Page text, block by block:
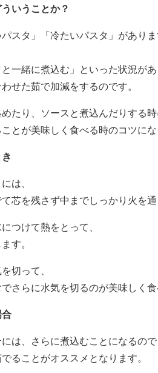
いうことか？
スタ」「冷たいパスタ」がありま
一緒に煮込む」といった状況があ
せた茹で加減をするのです。
たり、ソースと煮込んだりする時
とが美味しく食べる時のコツにな
は、
芯を残さず中までしっかり火を通
つけて熱をとって、
す。
切って、
さらに水気を切るのが美味しく食
合
は、さらに煮込むことになるので
ることがオススメとなります。